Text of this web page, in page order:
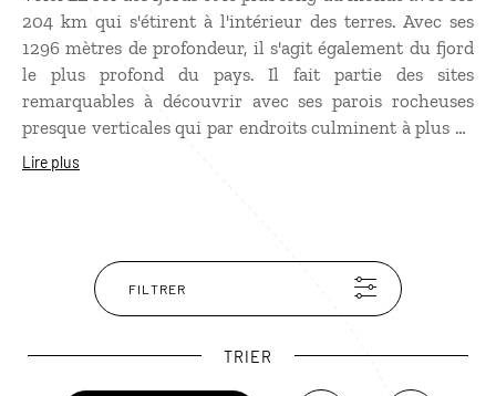
204 km qui s'étirent à l'intérieur des terres. Avec ses
1296 mètres de profondeur, il s'agit également du fjord
le plus profond du pays. Il fait partie des sites
remarquables à découvrir avec ses parois rocheuses
presque verticales qui par endroits culminent à plus de
1 000 mètres de haut, ses chutes d'eau spectaculaires,
paisibles, des forêts verdoyantes, des vergers en fleurs,
des chèvres et des moutons. De croisières en
randonnées ou même en train de montagne, tous les
Lire plus
FILTRER
TRIER